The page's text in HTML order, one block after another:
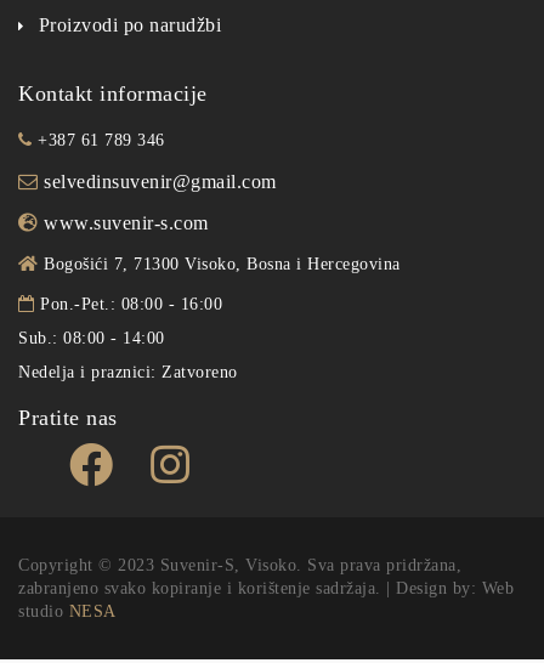
Proizvodi po narudžbi
Kontakt informacije
+387 61 789 346
selvedinsuvenir@gmail.com
www.suvenir-s.com
Bogošići 7, 71300 Visoko, Bosna i Hercegovina
Pon.-Pet.: 08:00 - 16:00
Sub.: 08:00 - 14:00
Nedelja i praznici: Zatvoreno
Pratite nas
Copyright © 2023 Suvenir-S, Visoko. Sva prava pridržana,
zabranjeno svako kopiranje i korištenje sadržaja. | Design by: Web
studio NESA